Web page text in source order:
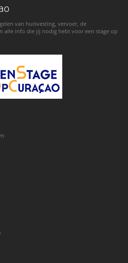
van huisvesting, vervoer, de
alle info die jij nodig hebt voor een stage op